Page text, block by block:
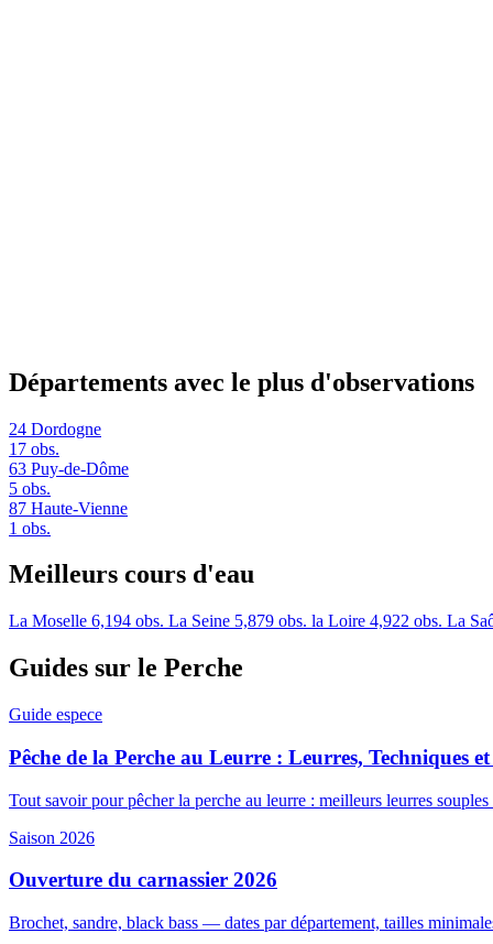
Départements avec le plus d'observations
24 Dordogne
17 obs.
63 Puy-de-Dôme
5 obs.
87 Haute-Vienne
1 obs.
Meilleurs cours d'eau
La Moselle 6,194 obs. La Seine 5,879 obs. la Loire 4,922 obs. La
Guides sur le Perche
Guide espece
Pêche de la Perche au Leurre : Leurres, Techniques
Tout savoir pour pêcher la perche au leurre : meilleurs leurres
Saison 2026
Ouverture du carnassier 2026
Brochet, sandre, black bass — dates par département, tailles